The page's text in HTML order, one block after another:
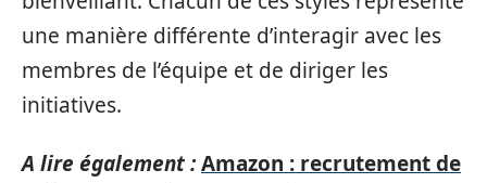
une manière différente d’interagir avec les
membres de l’équipe et de diriger les
initiatives.
A lire également :Amazon : recrutement de